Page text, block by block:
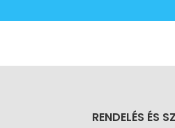
RENDELÉS ÉS